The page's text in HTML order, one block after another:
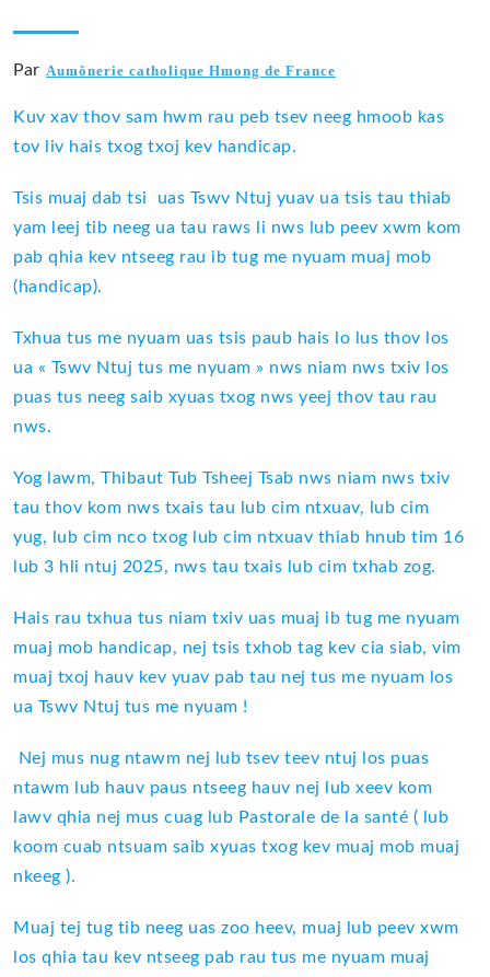
Par Aumônerie catholique Hmong de France
Kuv xav thov sam hwm rau peb tsev neeg hmoob kas
tov liv hais txog txoj kev handicap.
Tsis muaj dab tsi uas Tswv Ntuj yuav ua tsis tau thiab
yam leej tib neeg ua tau raws li nws lub peev xwm kom
pab qhia kev ntseeg rau ib tug me nyuam muaj mob
(handicap).
Txhua tus me nyuam uas tsis paub hais lo lus thov los
ua « Tswv Ntuj tus me nyuam » nws niam nws txiv los
puas tus neeg saib xyuas txog nws yeej thov tau rau
nws.
Yog lawm, Thibaut Tub Tsheej Tsab nws niam nws txiv
tau thov kom nws txais tau lub cim ntxuav, lub cim
yug, lub cim nco txog lub cim ntxuav thiab hnub tim 16
lub 3 hli ntuj 2025, nws tau txais lub cim txhab zog.
Hais rau txhua tus niam txiv uas muaj ib tug me nyuam
muaj mob handicap, nej tsis txhob tag kev cia siab, vim
muaj txoj hauv kev yuav pab tau nej tus me nyuam los
ua Tswv Ntuj tus me nyuam !
Nej mus nug ntawm nej lub tsev teev ntuj los puas
ntawm lub hauv paus ntseeg hauv nej lub xeev kom
lawv qhia nej mus cuag lub Pastorale de la santé ( lub
koom cuab ntsuam saib xyuas txog kev muaj mob muaj
nkeeg ).
Muaj tej tug tib neeg uas zoo heev, muaj lub peev xwm
los qhia tau kev ntseeg pab rau tus me nyuam muaj